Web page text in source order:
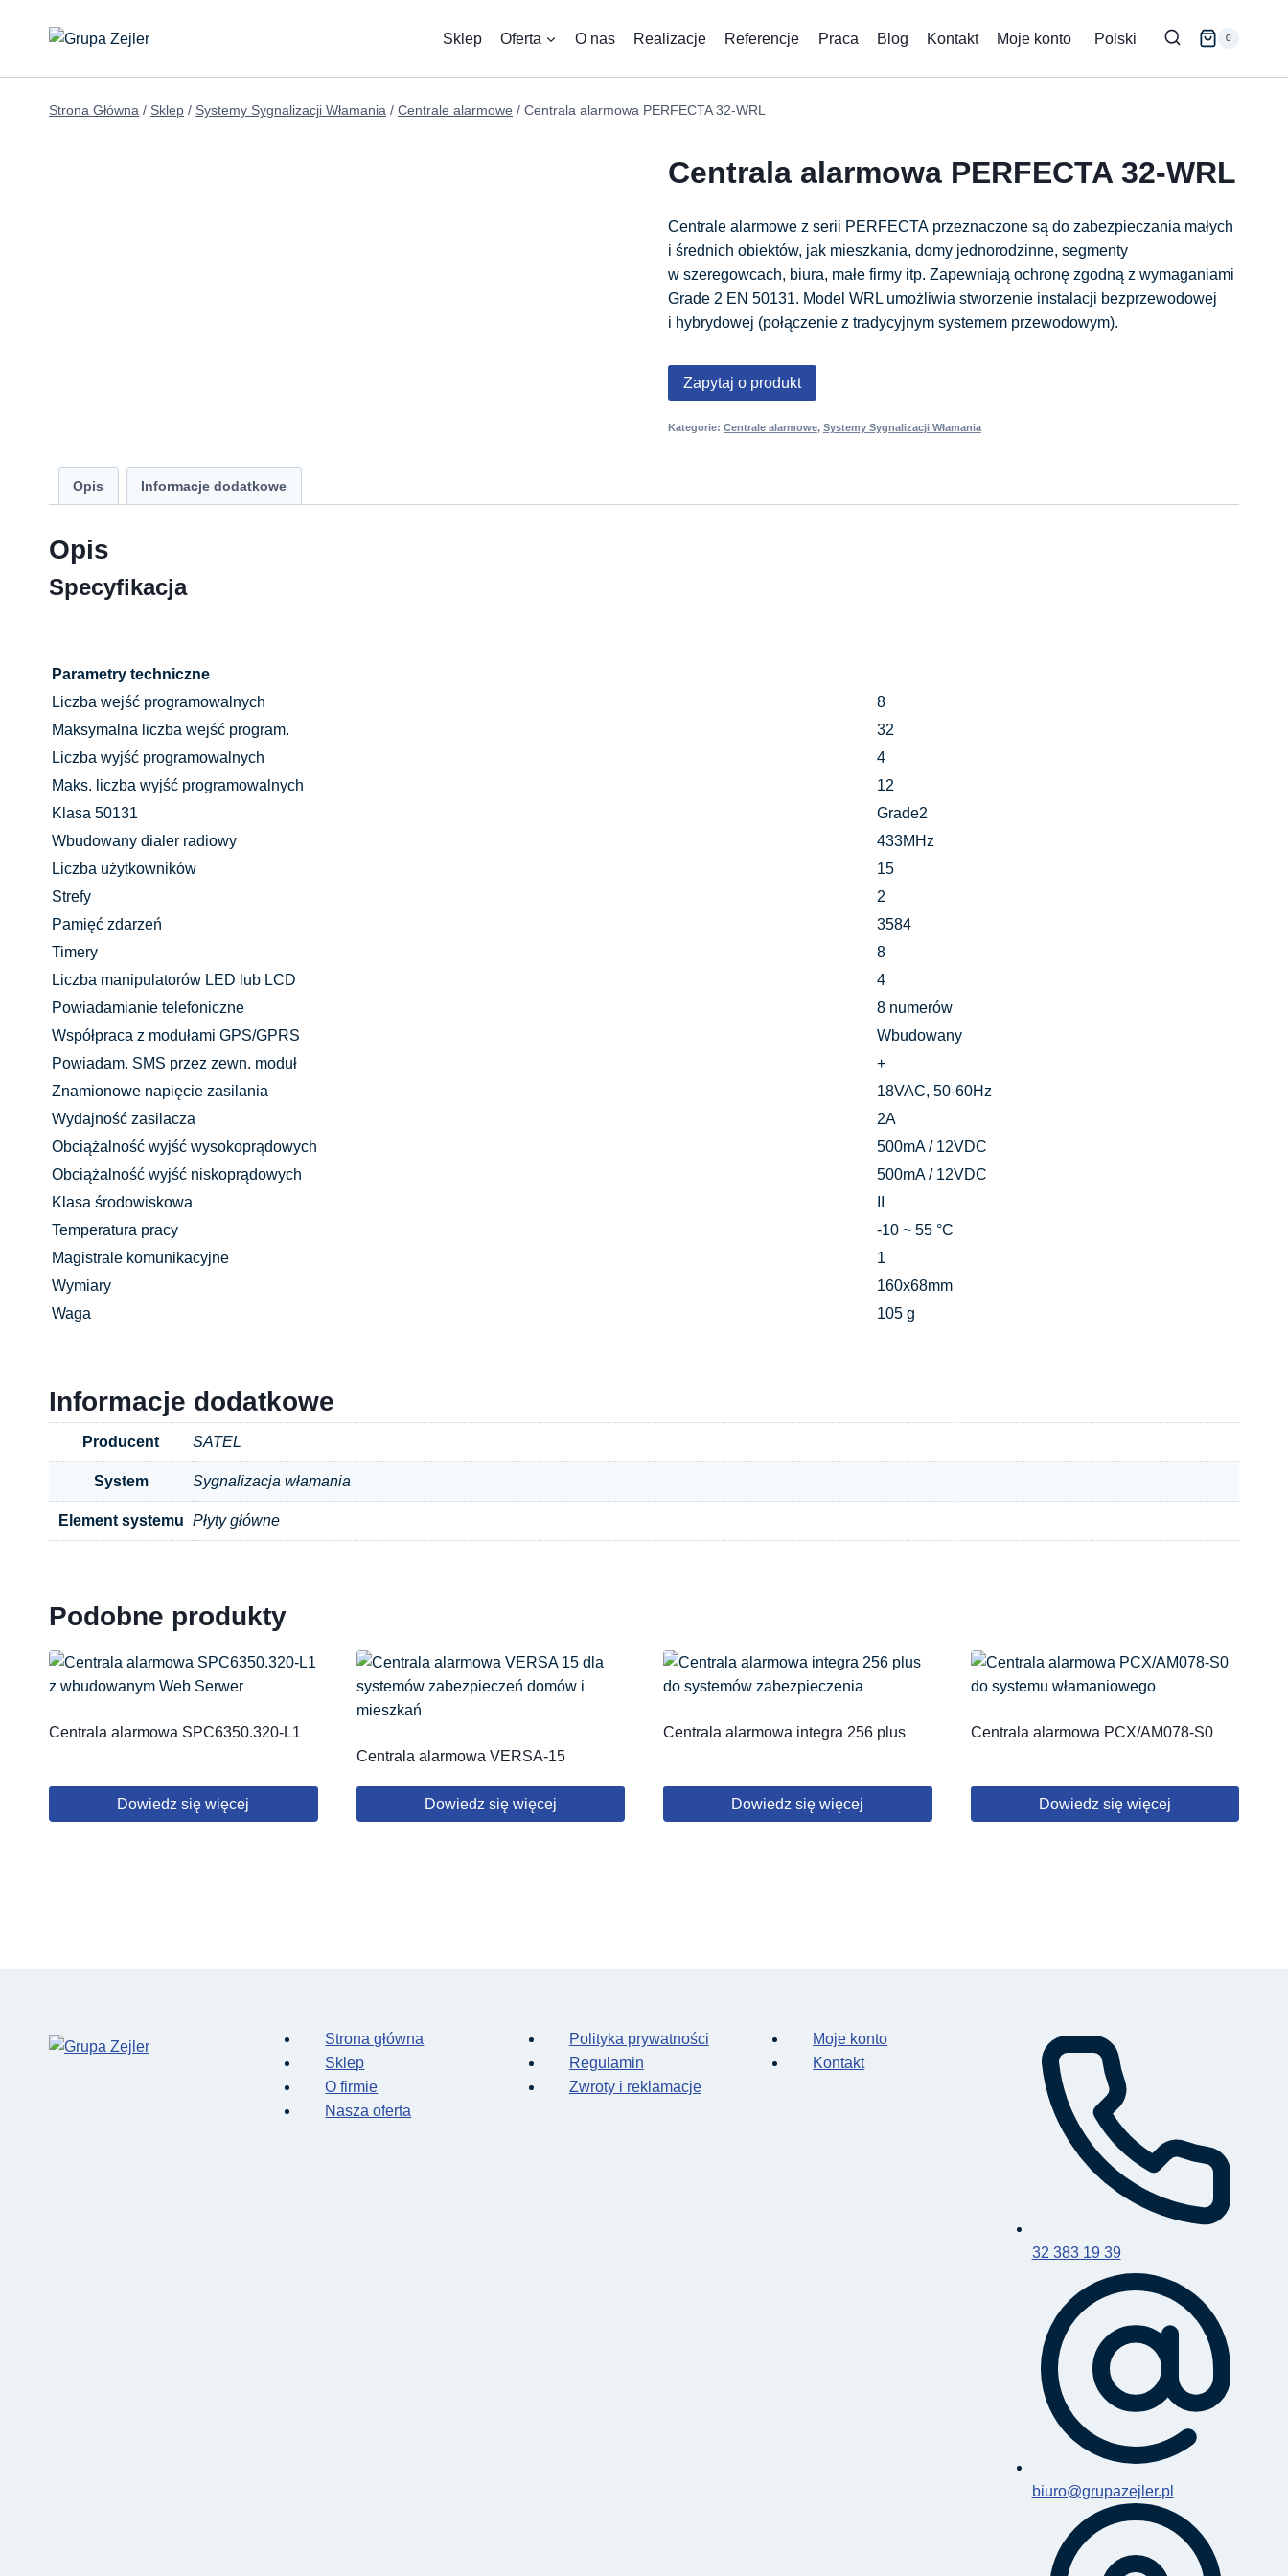
Sklep Oferta O nas Realizacje Referencje Praca Blog Kontakt Moje konto Polski 0
Strona Główna / Sklep / Systemy Sygnalizacji Włamania / Centrale alarmowe / Centrala alarmowa PERFECTA 32-WRL
Centrala alarmowa PERFECTA 32-WRL
Centrale alarmowe z serii PERFECTA przeznaczone są do zabezpieczania małych
i średnich obiektów, jak mieszkania, domy jednorodzinne, segmenty
w szeregowcach, biura, małe firmy itp. Zapewniają ochronę zgodną z wymaganiami
Grade 2 EN 50131. Model WRL umożliwia stworzenie instalacji bezprzewodowej
i hybrydowej (połączenie z tradycyjnym systemem przewodowym).
Zapytaj o produkt
Kategorie: Centrale alarmowe, Systemy Sygnalizacji Włamania
Opis Informacje dodatkowe
Opis
Specyfikacja
Parametry techniczne
Liczba wejść programowalnych
8
Maksymalna liczba wejść program.
32
Liczba wyjść programowalnych
4
Maks. liczba wyjść programowalnych
12
Klasa 50131
Grade2
Wbudowany dialer radiowy
433MHz
Liczba użytkowników
15
Strefy
2
Pamięć zdarzeń
3584
Timery
8
Liczba manipulatorów LED lub LCD
4
Powiadamianie telefoniczne
8 numerów
Współpraca z modułami GPS/GPRS
Wbudowany
Powiadam. SMS przez zewn. moduł
+
Znamionowe napięcie zasilania
18VAC, 50-60Hz
Wydajność zasilacza
2A
Obciążalność wyjść wysokoprądowych
500mA / 12VDC
Obciążalność wyjść niskoprądowych
500mA / 12VDC
Klasa środowiskowa
Temperatura pracy
-10 ~ 55 °C
Magistrale komunikacyjne
1
Wymiary
160x68mm
Waga
105 g
Informacje dodatkowe
Producent SATEL
System Sygnalizacja włamania
Element systemu Płyty główne
Podobne produkty
Centrala alarmowa SPC6350.320-L1
Dowiedz się więcej
Centrala alarmowa VERSA-15
Dowiedz się więcej
Centrala alarmowa integra 256 plus
Dowiedz się więcej
Centrala alarmowa PCX/AM078-S0
Dowiedz się więcej
Strona główna
Sklep
O firmie
Nasza oferta
Polityka prywatności
Regulamin
Zwroty i reklamacje
Moje konto
Kontakt
32 383 19 39
biuro@grupazejler.pl